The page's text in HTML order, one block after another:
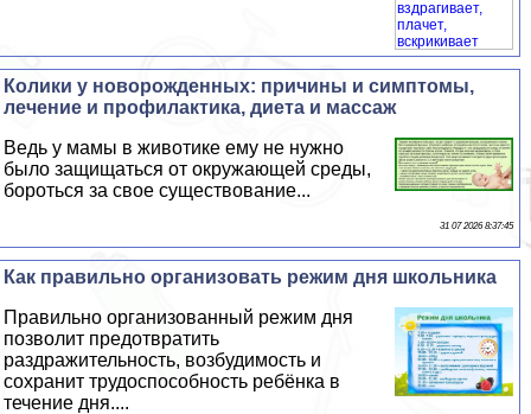
Колики у новорожденных: причины и симптомы,
лечение и профилактика, диета и массаж
Ведь у мамы в животике ему не нужно
было защищаться от окружающей среды,
бороться за свое существование...
31 07 2026 8:37:45
Как правильно организовать режим дня школьника
Правильно организованный режим дня
позволит предотвратить
раздражительность, возбудимость и
сохранит трудоспособность ребёнка в
течение дня....